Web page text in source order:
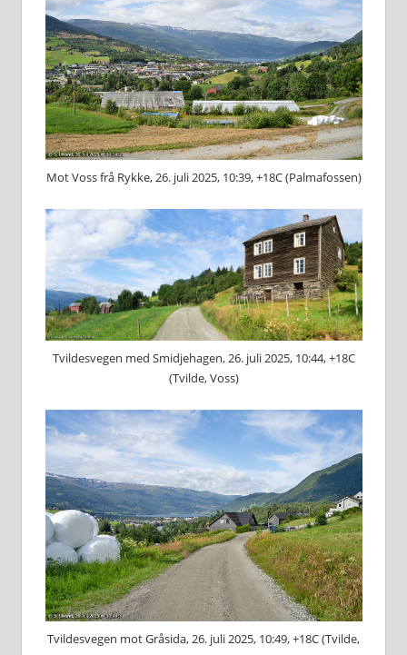
Mot Voss frå Rykke, 26. juli 2025, 10:39, +18C (Palmafossen)
Tvildesvegen med Smidjehagen, 26. juli 2025, 10:44, +18C
(Tvilde, Voss)
Tvildesvegen mot Gråsida, 26. juli 2025, 10:49, +18C (Tvilde,